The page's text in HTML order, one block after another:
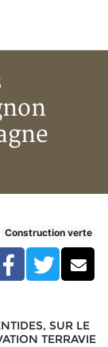
Construction verte
Facebook
SUR LE
TERRAVIE